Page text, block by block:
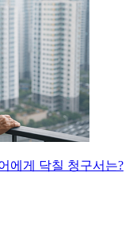
에게 닥칠 청구서는?